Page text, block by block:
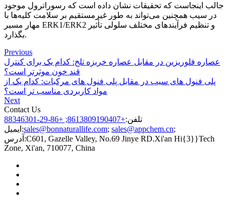
جالب اینجاست که تحقیقات نشان داده است که رسوراترول موجود
در سیب همچنین می‌تواند به طور غیرمستقیم بر سلامت کلیه‌ها با
مهار مسیر ERK1/ERK2 و تنظیم فرآیندهای مختلف سلولی تأثیر
بگذارد.
Previous
عصاره فلوریزین در مقابل عصاره خربزه تلخ: کدام یک برای کنترل
قند خون موثرتر است؟
پلی فنول های سیب در مقابل پلی فنول های مرکبات: کدام یک از
مواد کاربردی مناسب تر است؟
Next
Contact Us
تلفن:+8613809190407; +86-29-88346301
ایمیل:sales@bonnaturallife.com; sales@appchem.cn;
آدرس:C601, Gazelle Valley, No.69 Jinye RD.Xi'an Hi{3}}Tech
Zone, Xi'an, 710077, China